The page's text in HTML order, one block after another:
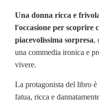
Una donna ricca e
l'occasione per scoprire
piacevolissima sorpresa,
una commedia ironica e
vivere.
La protagonista del libro è
fatua, ricca e